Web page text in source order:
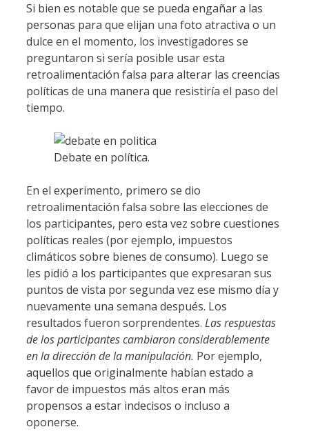
Si bien es notable que se pueda engañar a las
personas para que elijan una foto atractiva o un
dulce en el momento, los investigadores se
preguntaron si sería posible usar esta
retroalimentación falsa para alterar las creencias
políticas de una manera que resistiría el paso del
tiempo.
Debate en política.
En el experimento, primero se dio
retroalimentación falsa sobre las elecciones de
los participantes, pero esta vez sobre cuestiones
políticas reales (por ejemplo, impuestos
climáticos sobre bienes de consumo). Luego se
les pidió a los participantes que expresaran sus
puntos de vista por segunda vez ese mismo día y
nuevamente una semana después. Los
resultados fueron sorprendentes. Las respuestas
de los participantes cambiaron considerablemente
en la dirección de la manipulación. Por ejemplo,
aquellos que originalmente habían estado a
favor de impuestos más altos eran más
propensos a estar indecisos o incluso a
oponerse.